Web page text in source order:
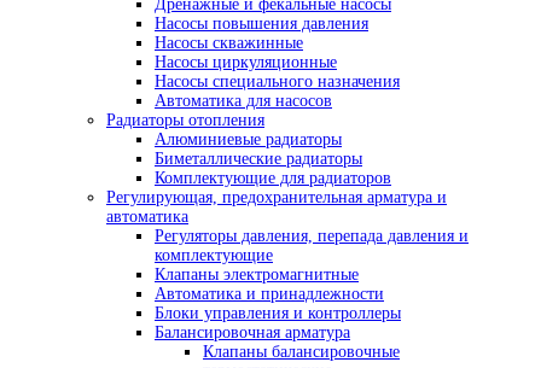
Дренажные и фекальные насосы
Насосы повышения давления
Насосы скважинные
Насосы циркуляционные
Насосы специального назначения
Автоматика для насосов
Радиаторы отопления
Алюминиевые радиаторы
Биметаллические радиаторы
Комплектующие для радиаторов
Регулирующая, предохранительная арматура и
автоматика
Регуляторы давления, перепада давления и
комплектующие
Клапаны электромагнитные
Автоматика и принадлежности
Блоки управления и контроллеры
Балансировочная арматура
Клапаны балансировочные